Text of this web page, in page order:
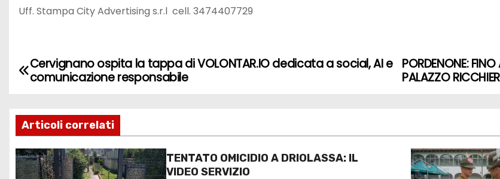
Uff. Stampa City Advertising s.r.l cell. 3474407729
PORDENONE:
PALAZZO
Cervignano ospita la tappa di VOLONTAR.IO dedicata a social, AI e
comunicazione responsabile
Articoli correlati
TENTATO OMICIDIO A DRIOLASSA: IL
VIDEO SERVIZIO